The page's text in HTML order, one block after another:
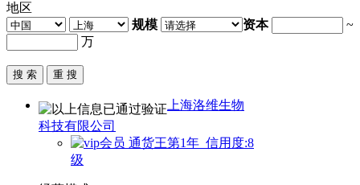
地区
规模
资本
~
万
上海洛维生物
科技有限公司
通货王第1年 信用度:8
级